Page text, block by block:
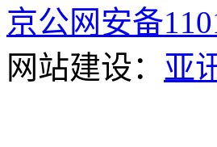
京公网安备
网站建设： 亚